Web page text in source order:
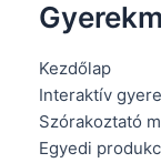
contentKezdőlap
Interaktív
Szórakoztató
Egyedi